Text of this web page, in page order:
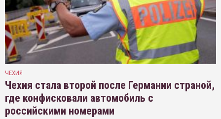
ЧЕХИЯ
Чехия стала второй после Германии страной,
где конфисковали автомобиль с
российскими номерами